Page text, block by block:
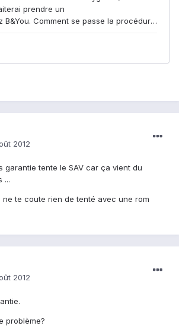
2012
garantie tente le SAV car ça vient du
...
te coute rien de tenté avec une rom
2012
problème?